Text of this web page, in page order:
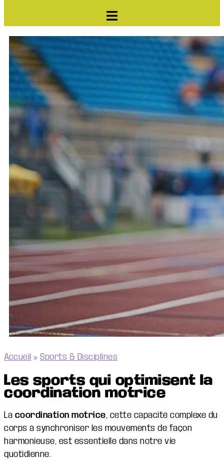
Accueil » Sports & Disciplines
Les sports qui optimisent la
coordination motrice
La coordination motrice, cette capacité complexe du
corps à synchroniser les mouvements de façon
harmonieuse, est essentielle dans notre vie
quotidienne.